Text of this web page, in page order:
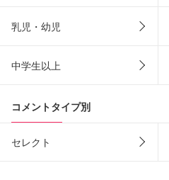
乳児・幼児
中学生以上
コメントタイプ別
セレクト